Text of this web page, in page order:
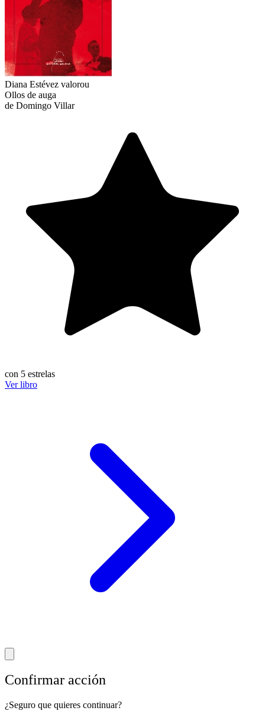
Diana Estévez valorou
Ollos de auga
de Domingo Villar
con 5 estrelas
Ver libro
Confirmar acción
¿Seguro que quieres continuar?